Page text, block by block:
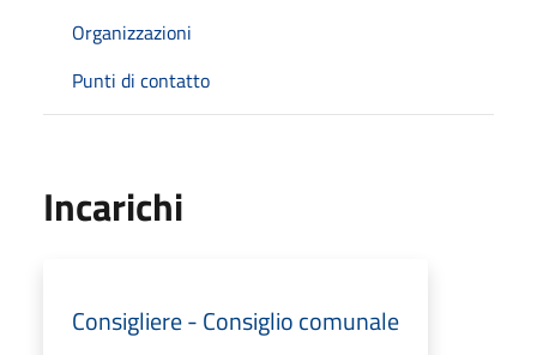
Organizzazioni
Punti di contatto
Incarichi
Consigliere - Consiglio comunale